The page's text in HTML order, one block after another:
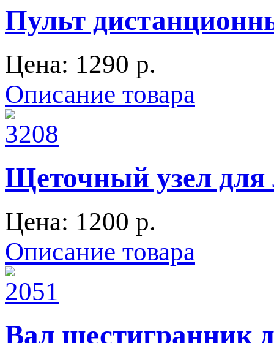
Пульт
Цена: 1290 p.
Описание товара
Щеточный узел для
Цена: 1200 p.
Описание товара
Вал шестигранник